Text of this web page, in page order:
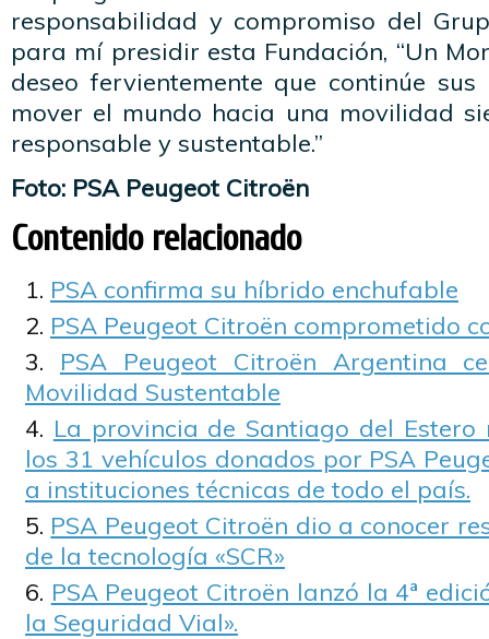
responsabilidad y compromiso del
para mí presidir esta Fundación, “Un
deseo fervientemente que continúe
mover el mundo hacia una movilidad
responsable y sustentable.”
Foto: PSA Peugeot Citroën
Contenido relacionado
PSA confirma su híbrido enchufable
PSA Peugeot Citroën comprometido
PSA Peugeot Citroën Argentina
Movilidad Sustentable
La provincia de Santiago del
los 31 vehículos donados por PSA
a instituciones técnicas de todo el país.
PSA Peugeot Citroën dio a conocer
de la tecnología «SCR»
PSA Peugeot Citroën lanzó la 4ª
la Seguridad Vial».